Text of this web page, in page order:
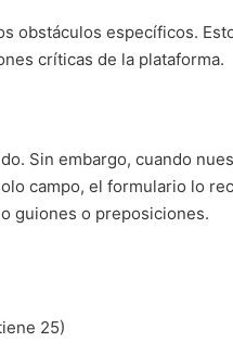
obstáculos específicos.
críticas de la plataforma.
Sin embargo, cuando
campo, el formulario lo
guiones o preposiciones.
25)